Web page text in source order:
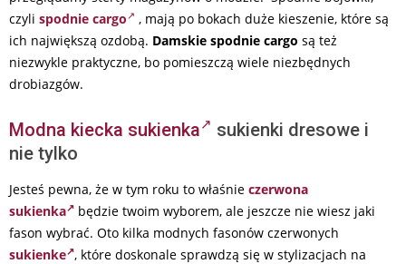
czyli spodnie cargo
, mają po bokach duże kieszenie, które są
ich największą ozdobą. Damskie spodnie cargo są też
niezwykle praktyczne, bo pomieszczą wiele niezbędnych
drobiazgów.
Modna kiecka sukienka
sukienki dresowe i
nie tylko
Jesteś pewna, że w tym roku to właśnie czerwona
sukienka
będzie twoim wyborem, ale jeszcze nie wiesz jaki
fason wybrać. Oto kilka modnych fasonów czerwonych
sukienke , które doskonale sprawdzą się w stylizacjach na